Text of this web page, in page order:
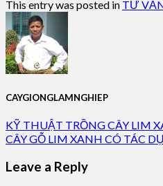
This entry was posted in TƯ
CAYGIONGLAMNGHIEP
KỸ THUẬT TRỒNG CÂY LIM
CÂY GỖ LIM XANH CÓ TÁC
Leave a Reply